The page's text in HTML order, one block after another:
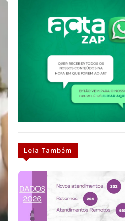
Leia Também